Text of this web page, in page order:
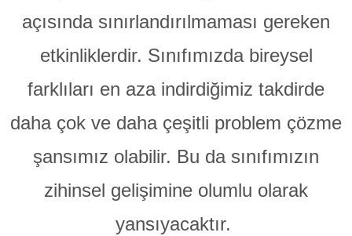
açısında sınırlandırılmaması gereken
etkinliklerdir. Sınıfımızda bireysel
farklıları en aza indirdiğimiz takdirde
daha çok ve daha çeşitli problem çözme
şansımız olabilir. Bu da sınıfımızın
zihinsel gelişimine olumlu olarak
yansıyacaktır.